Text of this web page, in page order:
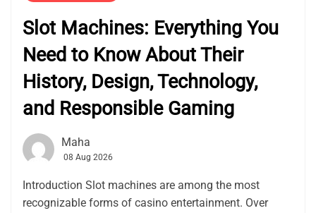
Slot Machines: Everything You
Need to Know About Their
History, Design, Technology,
and Responsible Gaming
Maha
08 Aug 2026
Introduction Slot machines are among the most
recognizable forms of casino entertainment. Over